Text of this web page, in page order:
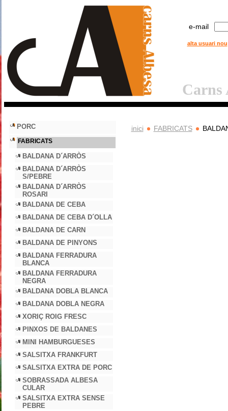
e-mail
alta usuari nou
Carns
inici FABRICATS
PORC
FABRICATS
BALDANA D´ARRÒS
BALDANA D´ARRÒS
S/PEBRE
BALDANA D´ARRÒS
ROSARI
BALDANA DE CEBA
BALDANA DE CEBA D´OLLA
BALDANA DE CARN
BALDANA DE PINYONS
BALDANA FERRADURA
BLANCA
BALDANA FERRADURA
NEGRA
BALDANA DOBLA BLANCA
BALDANA DOBLA NEGRA
XORIÇ ROIG FRESC
PINXOS DE BALDANES
MINI HAMBURGUESES
SALSITXA FRANKFURT
SALSITXA EXTRA DE PORC
SOBRASSADA ALBESA
CULAR
SALSITXA EXTRA SENSE
PEBRE